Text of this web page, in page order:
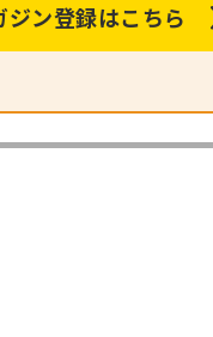
ン登録はこちら